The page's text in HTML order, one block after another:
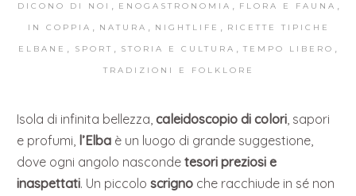
DICONO DI NOI ENOGASTRONOMIA FLORA E FAUNA
IN COPPIA NATURA NIGHTLIFE RICETTE TIPICHE
ELBANE SPORT STORIA E CULTURA TEMPO LIBERO
TRADIZIONI E FOLKLORE
Isola di infinita bellezza,caleidoscopio di colori, sapori
e profumi, l’Elba è un luogo di grande suggestione,
dove ogni angolo nascondetesori preziosi e
inaspettati. Un piccoloscrigno che racchiude in sé non